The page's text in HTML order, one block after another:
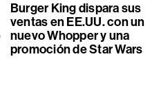
Burger King dispara sus
ventas en EE.UU. con un
nuevo Whopper y una
promoción de Star Wars